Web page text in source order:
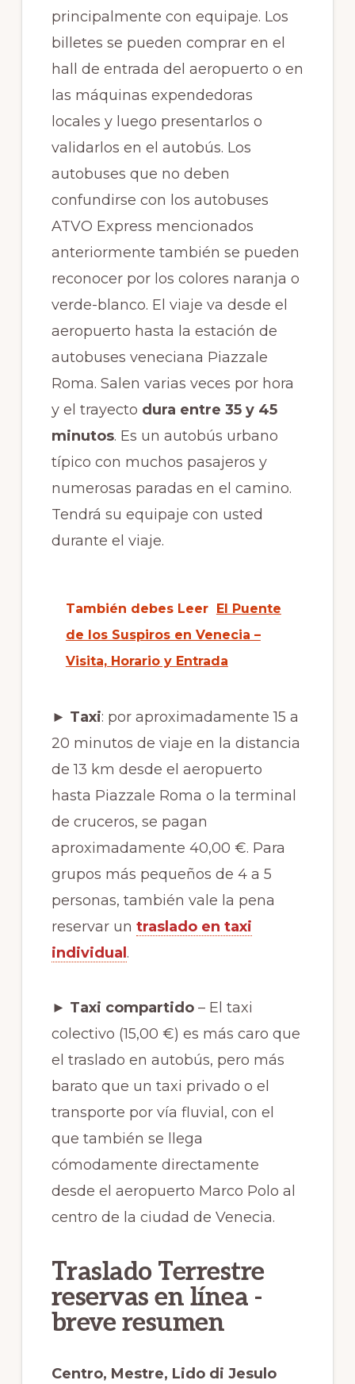
principalmente con equipaje. Los
billetes se pueden comprar en el
hall de entrada del aeropuerto o en
las máquinas expendedoras
locales y luego presentarlos o
validarlos en el autobús. Los
autobuses que no deben
confundirse con los autobuses
ATVO Express mencionados
anteriormente también se pueden
reconocer por los colores naranja o
verde-blanco. El viaje va desde el
aeropuerto hasta la estación de
autobuses veneciana Piazzale
Roma. Salen varias veces por hora
y el trayecto dura entre 35 y 45
minutos. Es un autobús urbano
típico con muchos pasajeros y
numerosas paradas en el camino.
Tendrá su equipaje con usted
durante el viaje.
También debes Leer
El Puente
de los Suspiros en Venecia –
Visita, Horario y Entrada
► Taxi: por aproximadamente 15 a
20 minutos de viaje en la distancia
de 13 km desde el aeropuerto
hasta Piazzale Roma o la terminal
de cruceros, se pagan
aproximadamente 40,00 €. Para
grupos más pequeños de 4 a 5
personas, también vale la pena
reservar un traslado en taxi
individual.
► Taxi compartido– El taxi
colectivo (15,00 €) es más caro que
el traslado en autobús, pero más
barato que un taxi privado o el
transporte por vía fluvial, con el
que también se llega
cómodamente directamente
desde el aeropuerto Marco Polo al
centro de la ciudad de Venecia.
Traslado Terrestre
reservas en línea -
breve resumen
Centro, Mestre, Lido di Jesulo